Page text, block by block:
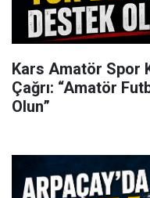
Kars Amatör Spor
Çağrı: “Amatör
Olun”